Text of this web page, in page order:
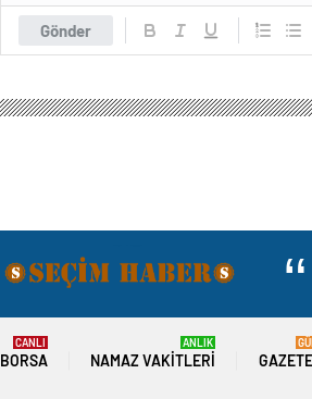
Gönder
BORSA
CANLI
NAMAZ VAKITLERI
ANLIK